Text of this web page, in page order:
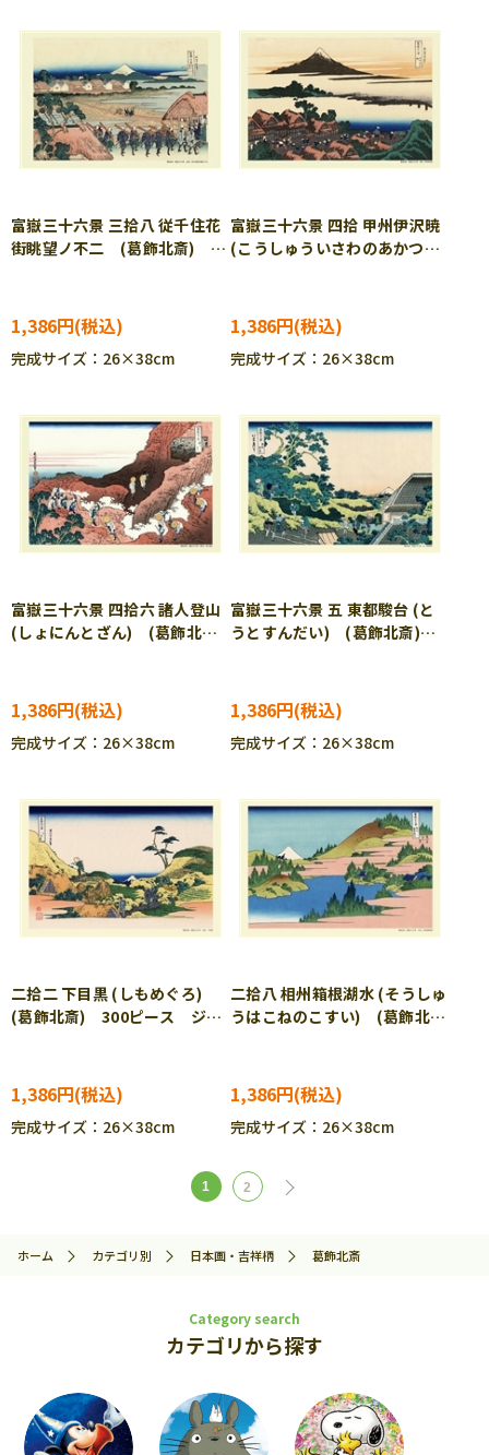
富嶽三十六景 三拾八 従千住花
街眺望ノ不二 (葛飾北斎)
1,386円
完成サイズ：26×38cm
富嶽三十六景 四拾 甲州伊沢暁
(こうしゅういさわのあかつ
250
1,386円
完成サイズ：26×38cm
富嶽三十六景 四拾六 諸人登山
(しょにんとざん) (葛飾北
TM］
1,386円
完成サイズ：26×38cm
富嶽三十六景 五 東都駿台 (と
うとすんだい) (葛飾北斎)
1,386円
完成サイズ：26×38cm
二拾二 下目黒 (しもめぐろ)
(葛飾北斎) 300ピース ジグ
1,386円
完成サイズ：26×38cm
二拾八 相州箱根湖水 (そうしゅ
うはこねのこすい) (葛飾北
1,386円
完成サイズ：26×38cm
1 2
ホーム カテゴリ別 日本画・吉祥柄 葛飾北斎
Category search
カテゴリから探す